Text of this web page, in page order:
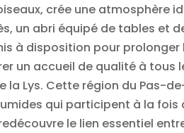
crée une atmosphère
un abri équipé de tables et
à disposition pour
un accueil de qualité à tous
la Lys. Cette région du Pas-
qui participent à la
le lien essentiel